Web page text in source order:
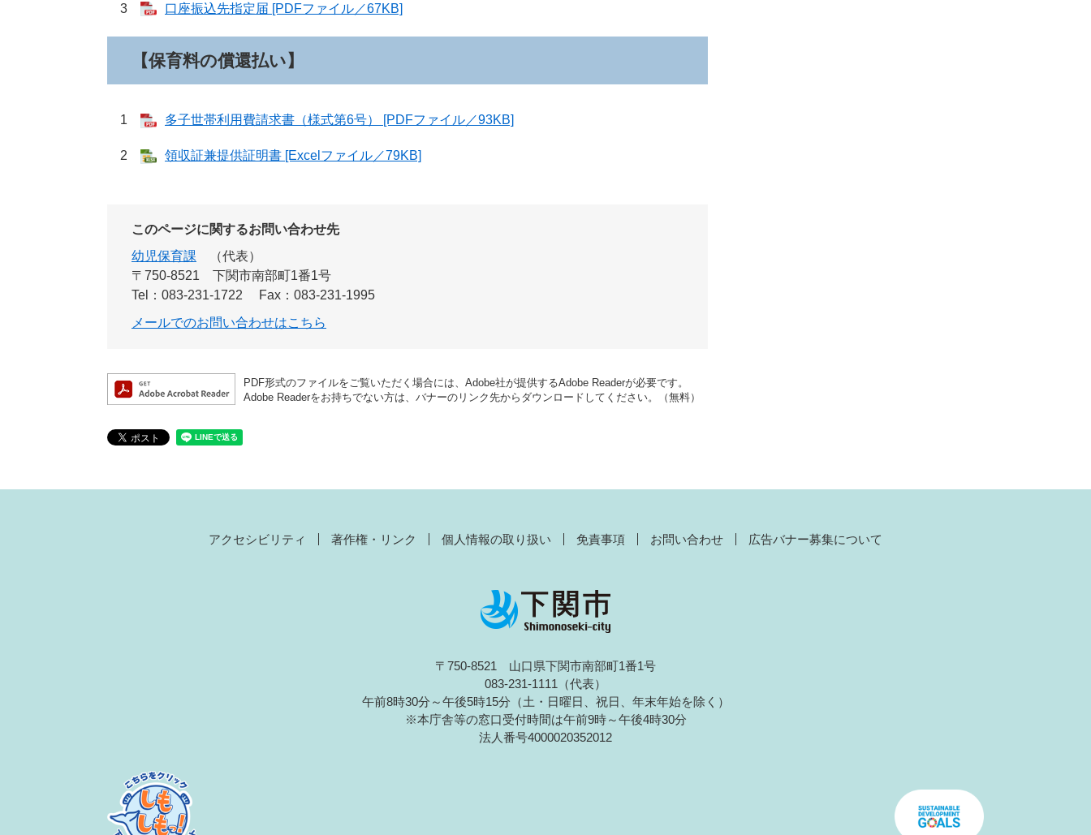
3 口座振込先指定届 [PDFファイル／67KB]
【保育料の償還払い】
1 多子世帯利用費請求書（様式第6号） [PDFファイル／93KB]
2 領収証兼提供証明書 [Excelファイル／79KB]
このページに関するお問い合わせ先
幼児保育課
代表
〒750-8521
下関市南部町1番1号
Tel：083-231-1722
Fax：083-231-1995
メールでのお問い合わせはこちら
PDF形式のファイルをご覧いただく場合には、Adobe社が提供するAdobe Readerが必要です。
Adobe Readerをお持ちでない方は、バナーのリンク先からダウンロードしてください。（無料）
アクセシビリティ 著作権・リンク 個人情報の取り扱い 免責事項 お問い合わせ 広告バナー募集について
〒750-8521 山口県下関市南部町1番1号
083-231-1111（代表）
午前8時30分～午後5時15分（土・日曜日、祝日、年末年始を除く）
※本庁舎等の窓口受付時間は午前9時～午後4時30分
法人番号4000020352012